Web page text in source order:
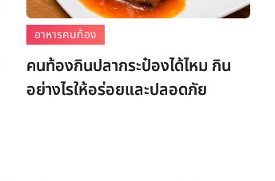
อาหารคนท้อง
คนท้องกินปลากระป๋องได้ไหม กิน
อย่างไรให้อร่อยและปลอดภัย